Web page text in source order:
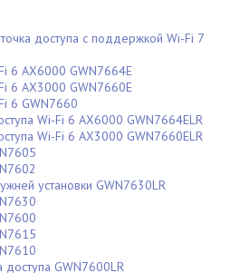
доступа с поддержкой Wi-Fi 7
6 AX6000 GWN7664E
6 AX3000 GWN7660E
6 GWN7660
Wi-Fi 6 AX6000 GWN7664ELR
Wi-Fi 6 AX3000 GWN7660ELR
установки GWN7630LR
доступа GWN7600LR